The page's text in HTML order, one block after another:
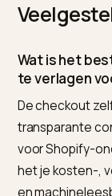
checkout zelf
Een eerlijke
verloren
Sommige
vermijdbare
verplicht